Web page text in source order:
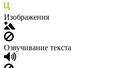
Изображения
Озвучивание текста